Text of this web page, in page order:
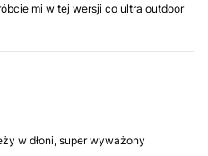
mi w tej wersji co ultra outdoor
w dłoni, super wyważony